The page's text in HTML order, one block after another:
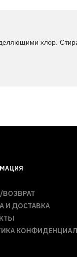
хлор.
ВОЗВРАТ
И ДОСТАВКА